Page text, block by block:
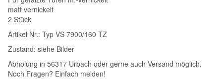
matt vernickelt
2 Stück
Artikel Nr.: Typ VS 7900/160 TZ
Zustand: siehe Bilder
Abholung in 56317 Urbach oder gerne auch Versand möglich.
Noch Fragen? Einfach melden!